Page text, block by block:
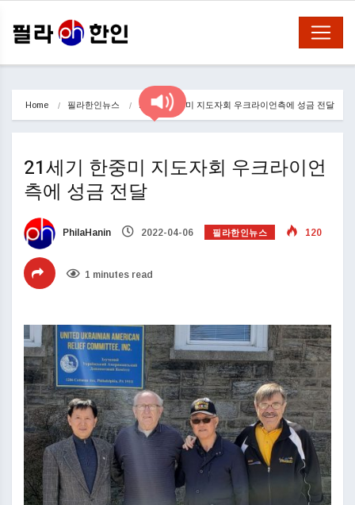
Home 필라한인뉴스 21세기 한중미 지도자회 우크라이언측에 성금 전달
21세기 한중미 지도자회 우크라이언
측에 성금 전달
PhilaHanin 2022-04-06 필라한인뉴스 120
1 minutes read